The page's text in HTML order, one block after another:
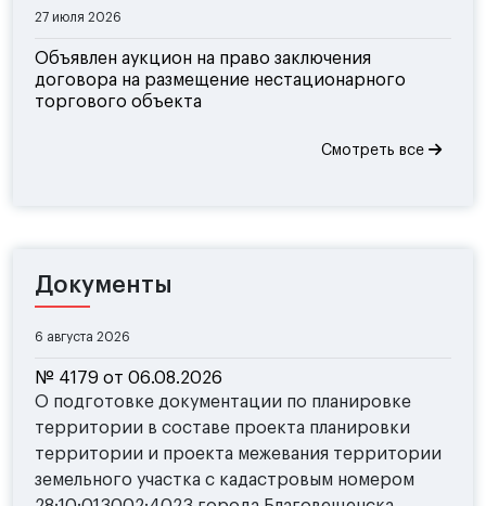
27 июля 2026
Объявлен аукцион на право заключения
договора на размещение нестационарного
торгового объекта
Смотреть все
Документы
6 августа 2026
№ 4179 от 06.08.2026
О подготовке документации по планировке
территории в составе проекта планировки
территории и проекта межевания территории
земельного участка с кадастровым номером